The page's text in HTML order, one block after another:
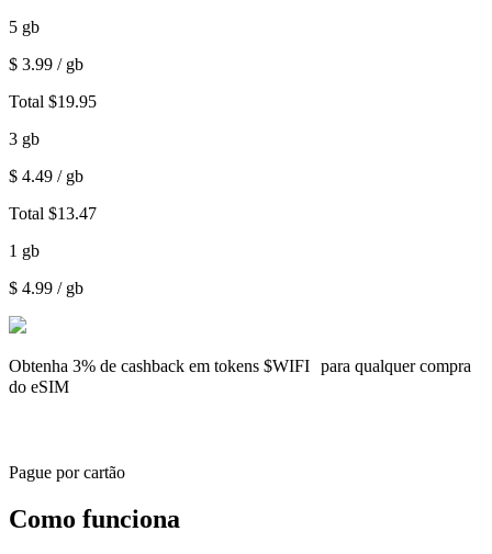
5 gb
$ 3.99 / gb
Total $19.95
3 gb
$ 4.49 / gb
Total $13.47
1 gb
$ 4.99 / gb
Obtenha 3% de cashback em tokens $WIFI para qualquer compra
do eSIM
Pague por cartão
Como funciona